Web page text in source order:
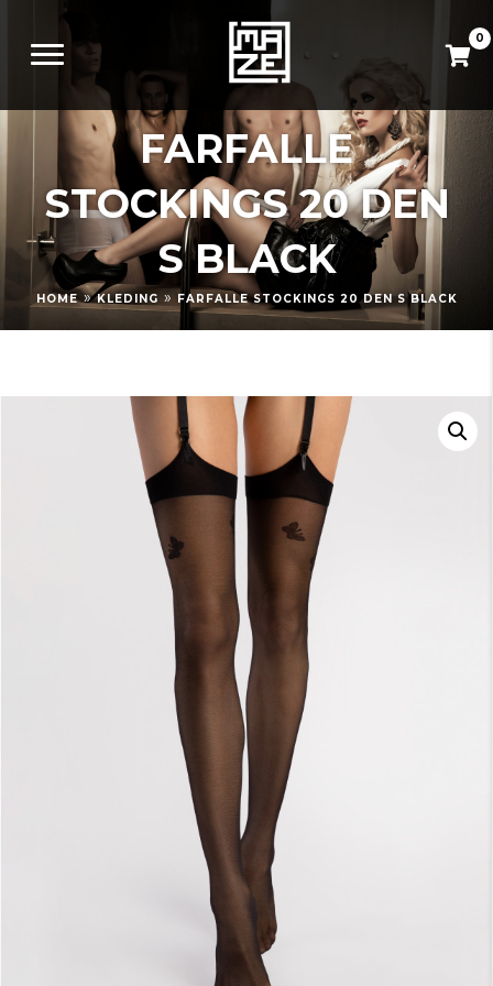
0
FARFALLE
STOCKINGS 20 DEN
S BLACK
HOME » KLEDING » FARFALLE STOCKINGS 20 DEN S BLACK